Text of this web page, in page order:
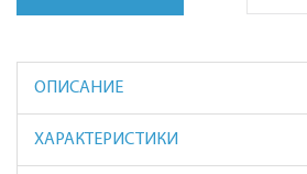
ОПИСАНИЕ
ХАРАКТЕРИСТИКИ